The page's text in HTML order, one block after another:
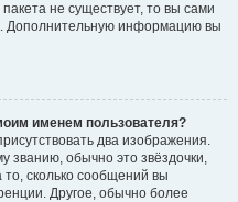
не существует, то вы сами
Дополнительную информацию вы
именем пользователя?
два изображения.
званию, обычно это звёздочки,
сколько сообщений вы
Другое, обычно более